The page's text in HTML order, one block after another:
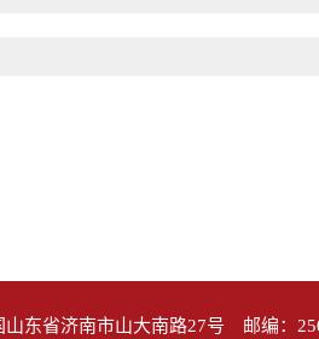
东省济南市山大南路27号 邮编：